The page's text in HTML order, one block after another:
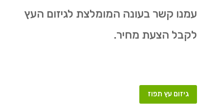
עמנו קשר בעונה המומלצת לגיזום העץ
לקבל הצעת מחיר.
גיזום עץ תפוז